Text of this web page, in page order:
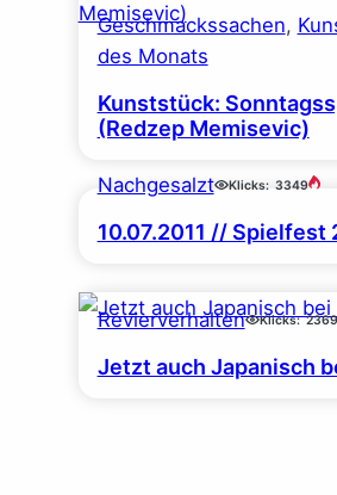
Geschmackssachen,
des Monats
Kunststück:
(Redzep Memisevic)
Nachgesalzt Klicks: 3349
10.07.2011 // Spielfest
Revierverhalten Klicks: 2369
Jetzt auch Japanisch